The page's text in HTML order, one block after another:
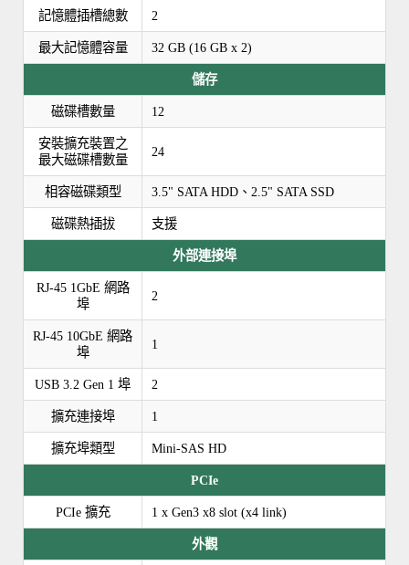
記憶體插槽總數 2
最大記憶體容量 32 GB (16 GB x 2)
儲存
磁碟槽數量 12
安裝擴充裝置之
最大磁碟槽數量
24
相容磁碟類型 3.5" SATA HDD、2.5" SATA SSD
磁碟熱插拔 支援
外部連接埠
RJ-45 1GbE 網路
埠
2
RJ-45 10GbE 網路
埠
1
USB 3.2 Gen 1 埠 2
擴充連接埠 1
擴充埠類型 Mini-SAS HD
PCIe
PCIe 擴充 1 x Gen3 x8 slot (x4 link)
外觀